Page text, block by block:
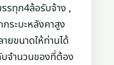
รทุก4ล้อรับจ้าง ,
ระบะหลังคาสูง
ยขนาดให้ท่านได้
บจำนวนของที่ต้อง